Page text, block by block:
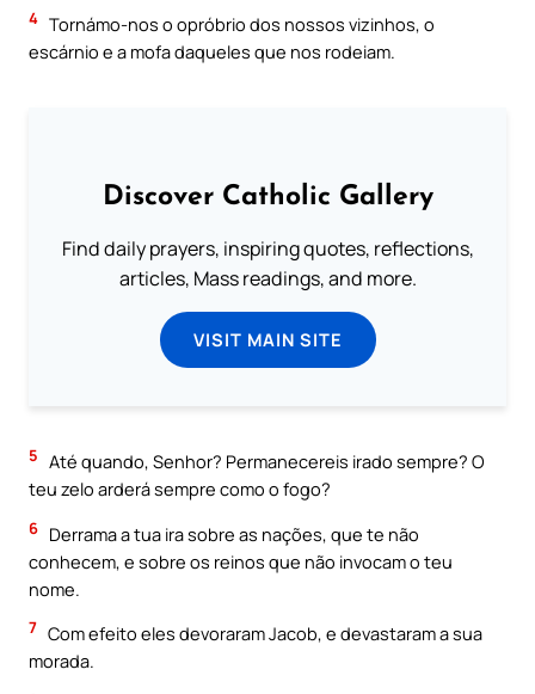
4 Tornámo-nos o opróbrio dos nossos vizinhos, o
escárnio e a mofa daqueles que nos rodeiam.
Discover Catholic Gallery
Find daily prayers, inspiring quotes, reflections,
articles, Mass readings, and more.
VISIT MAIN SITE
5 Até quando, Senhor? Permanecereis irado sempre? O
teu zelo arderá sempre como o fogo?
6 Derrama a tua ira sobre as nações, que te não
conhecem, e sobre os reinos que não invocam o teu
nome.
7 Com efeito eles devoraram Jacob, e devastaram a sua
morada.